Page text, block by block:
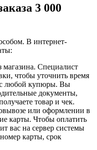
3 000
В интернет-
Специалист
чтобы уточнить время
с любой купюры. Вы
документы,
товар и чек.
или оформлении в
карты. Чтобы оплатить
вас на сервер системы
карты, срок